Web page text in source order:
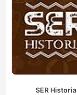
SER Historia